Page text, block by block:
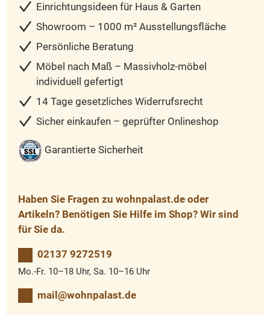
Einrichtungsideen für Haus & Garten
Showroom – 1000 m² Ausstellungsfläche
Persönliche Beratung
Möbel nach Maß – Massivholz-möbel
individuell gefertigt
14 Tage gesetzliches Widerrufsrecht
Sicher einkaufen – geprüfter Onlineshop
Garantierte Sicherheit
Haben Sie Fragen zu wohnpalast.de oder
Artikeln? Benötigen Sie Hilfe im Shop? Wir sind
für Sie da.
02137 9272519
Mo.-Fr. 10–18 Uhr, Sa. 10–16 Uhr
mail@wohnpalast.de